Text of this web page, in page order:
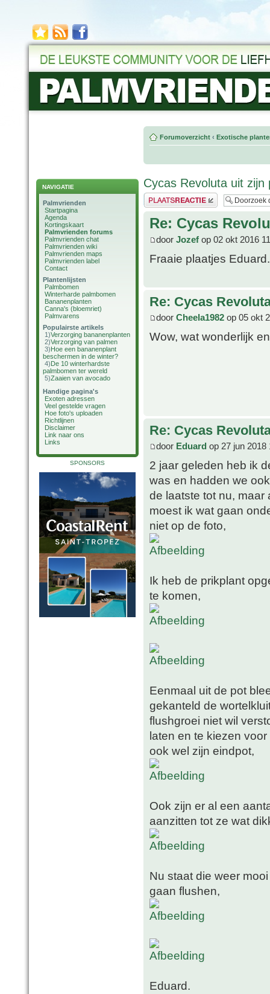
NAVIGATIE
Palmvrienden
Startpagina
Agenda
Kortingskaart
Palmvrienden forums
Palmvrienden chat
Palmvrienden wiki
Palmvrienden maps
Palmvrienden label
Contact
Plantenlijsten
Palmbomen
Winterharde palmbomen
Bananenplanten
Canna's (bloemriet)
Palmvarens
Populairste artikels
1)Verzorging bananenplanten
2)Verzorging van palmen
3)Hoe een bananenplant
beschermen in de winter?
4)De 10 winterhardste
palmbomen ter wereld
5)Zaaien van avocado
Handige pagina's
Exoten adressen
Veel gestelde vragen
Hoe foto's uploaden
Richtlijnen
Disclaimer
Link naar ons
Links
SPONSORS
Forumoverzicht ‹ Exotische
Cycas Revoluta uit zijn
Plaats een reactie
Re: Cycas
door Jozef op 02 okt 2016
Fraaie plaatjes
Re: Cycas
door Cheela1982 op 05 okt
Wow, wat wonderlijk
Re: Cycas
door Eduard op 27 jun 2018
2 jaar geleden heb ik
was en hadden we
de laatste tot nu,
moest ik wat gaan
niet op de foto,
Ik heb de prikplant
te komen,
Eenmaal uit de pot
gekanteld de
flushgroei niet wil
laten en te kiezen
ook wel zijn eindpot,
Ook zijn er al een
aanzitten tot ze wat
Nu staat die weer
gaan flushen,
Eduard.